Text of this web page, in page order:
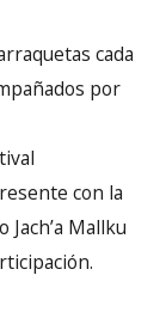
cada
por
con la
Mallku